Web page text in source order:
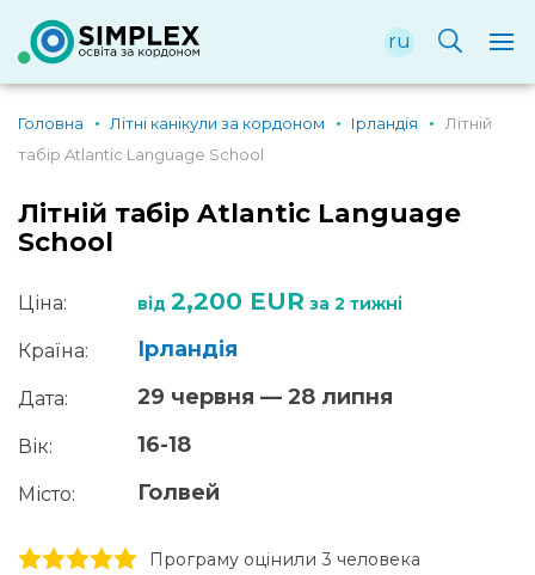
ru
Головна Літні канікули за кордоном Ірландія
Літній
табір Atlantic Language School
Літній табір Atlantic Language
School
Ціна: від 2,200 EUR за 2 тижні
Країна: Ірландія
Дата: 29 червня — 28 липня
Вік: 16-18
Місто: Голвей
5 stars
4 stars
3 stars
2 stars
1 stars Програму оцінили 3 человекa